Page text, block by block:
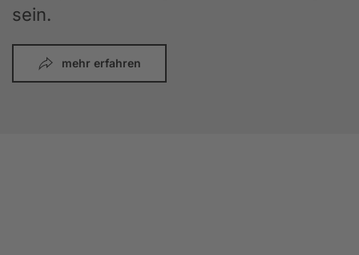
sein.
mehr erfahren